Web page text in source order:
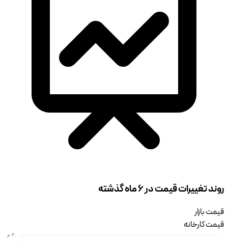
روند تغییرات قیمت در ۶ ماه گذشته
قیمت بازار
قیمت کارخانه